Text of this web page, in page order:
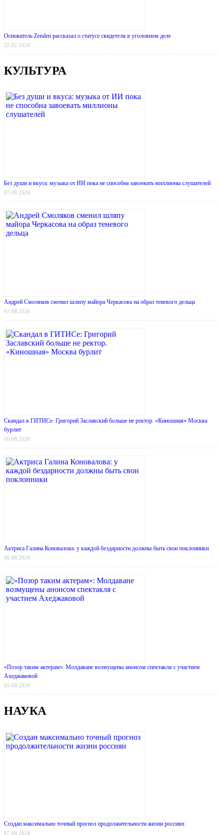
Основатель Zenden рассказал о статусе свидетеля в уголовном деле
22.02.2026
КУЛЬТУРА
Без души и вкуса: музыка от ИИ пока не способна завоевать миллионы слушателей
07.08.2026
Андрей Смоляков сменил шляпу майора Черкасова на образ теневого дельца
07.08.2026
Скандал в ГИТИСе: Григорий Заславский больше не ректор. «Киношная» Москва
бурлит
06.08.2026
Актриса Галина Коновалова: у каждой бездарности должны быть свои поклонники
06.08.2026
«Позор таким актерам»: Молдаване возмущены анонсом спектакля с участием
Ахеджаковой
05.08.2026
НАУКА
Создан максимально точный прогноз продолжительности жизни россиян
07.08.2026